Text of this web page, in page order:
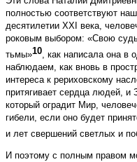
полностью соответствуют
десятилетии XXI века,
роковым выбором: «Свою
тьмы»10, как написала она в
наблюдаем, как вновь в
интереса к рериховскому
притягивает сердца людей,
который оградит Мир,
гибели, если оно будет
и лет свершений светлых и
И поэтому с полным правом